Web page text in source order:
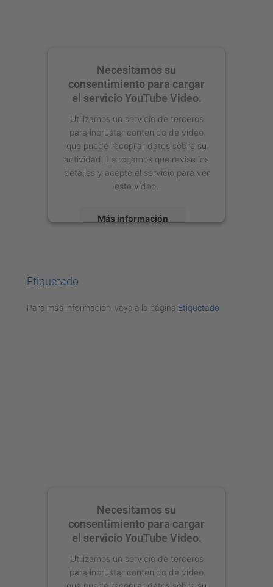
Necesitamos su
consentimiento para cargar
el servicio YouTube Video.
Utilizamos un servicio de terceros
para incrustar contenido de vídeo
que puede recopilar datos sobre su
actividad. Le rogamos que revise los
detalles y acepte el servicio para ver
este vídeo.
Más información
Etiquetado
Para más información, vaya a la página Etiquetado
Necesitamos su
consentimiento para cargar
el servicio YouTube Video.
Utilizamos un servicio de terceros
para incrustar contenido de vídeo